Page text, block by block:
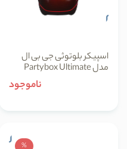
اسپیکر بلوتوثی جی بی ال
مدل Partybox Ultimate
ناموجود
%